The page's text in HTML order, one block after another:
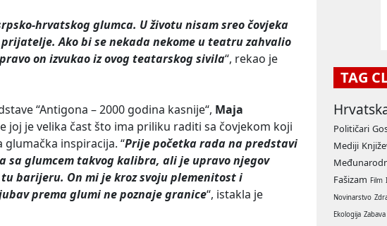
hrvatskog glumca. U životu nisam sreo čovjeka
Ako bi se nekada nekome u teatru zahvalio
on izvukao iz ovog teatarskog sivila“, rekao je
“Antigona – 2000 godina kasnije“, Maja
joj je velika čast što ima priliku raditi sa čovjekom koji
glumačka inspiracija. “Prije početka rada na predstavi
sa glumcem takvog kalibra, ali je upravo njegov
barijeru. On mi je kroz svoju plemenitost i
prema glumi ne poznaje granice“, istakla je
TAG
Političari
Mediji
Fašizam Film
Novinarstvo
Ekologija Zabava